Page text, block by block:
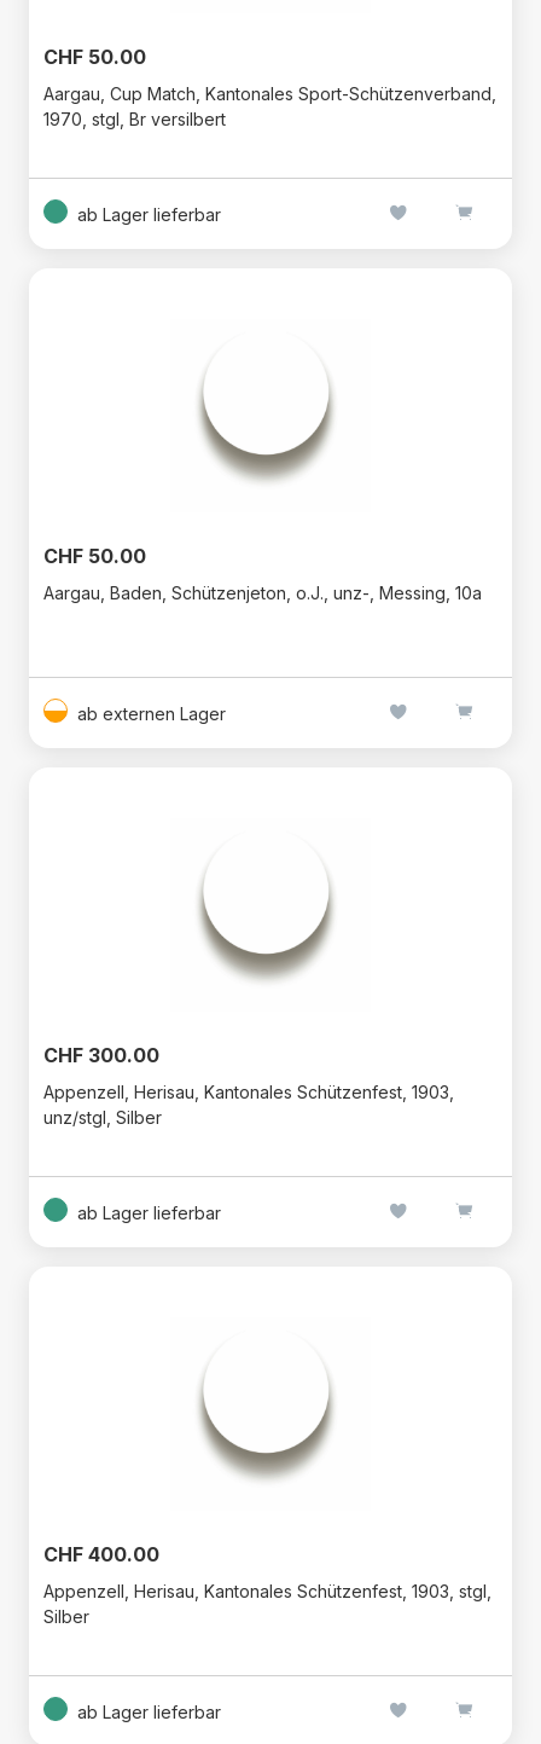
CHF 50.00
Aargau, Cup Match, Kantonales Sport-Schützenverband,
1970, stgl, Br versilbert
ab Lager lieferbar
CHF 50.00
Aargau, Baden, Schützenjeton, o.J., unz-, Messing, 10a
ab externen Lager
CHF 300.00
Appenzell, Herisau, Kantonales Schützenfest, 1903,
unz/stgl, Silber
ab Lager lieferbar
CHF 400.00
Appenzell, Herisau, Kantonales Schützenfest, 1903, stgl,
Silber
ab Lager lieferbar